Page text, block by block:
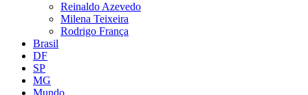
Reinaldo Azevedo
Milena Teixeira
Rodrigo França
Brasil
DF
SP
MG
Mundo